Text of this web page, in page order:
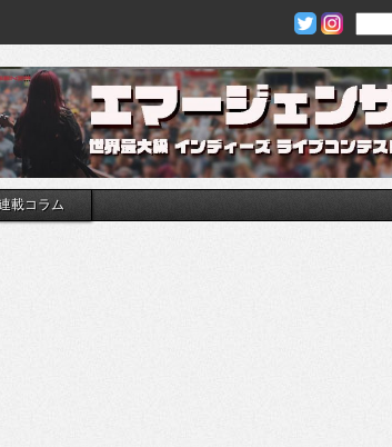
載コラム